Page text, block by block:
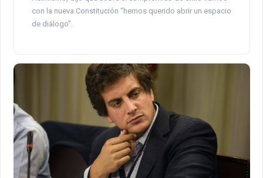
con la nueva Constitución “hemos querido abrir un espacio
de diálogo”.